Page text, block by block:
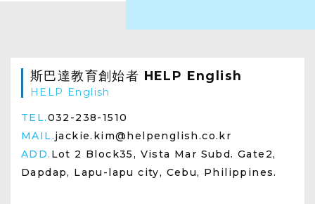
斯巴達教育創始者 HELP English
HELP English
TEL.032-238-1510
MAIL.jackie.kim@helpenglish.co.kr
ADD. Lot 2 Block35, Vista Mar Subd. Gate2,
Dapdap, Lapu-lapu city, Cebu, Philippines.